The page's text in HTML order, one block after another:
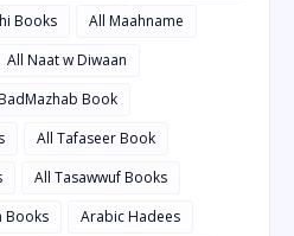
Books
All Maahname
All Naat w Diwaan
Book
All Tafaseer Book
All Tasawwuf Books
Books
Arabic Hadees